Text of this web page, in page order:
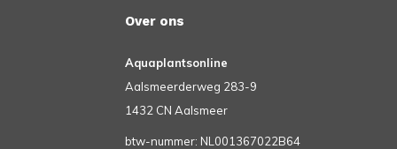
Over ons
Aquaplantsonline
Aalsmeerderweg 283-9
1432 CN Aalsmeer
btw-nummer: NL001367022B64